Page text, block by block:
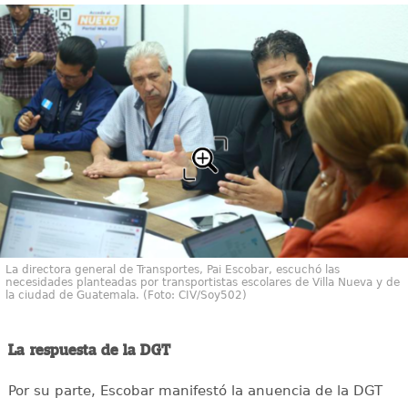
La directora general de Transportes, Pai Escobar, escuchó las
necesidades planteadas por transportistas escolares de Villa Nueva y de
la ciudad de Guatemala. (Foto: CIV/Soy502)
La respuesta de la DGT
Por su parte, Escobar manifestó la anuencia de la DGT